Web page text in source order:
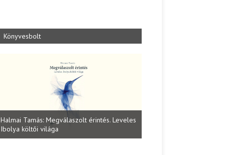
Könyvesbolt
Halmai Tamás: Megválaszolt érintés. Leveles
Ibolya költői világa